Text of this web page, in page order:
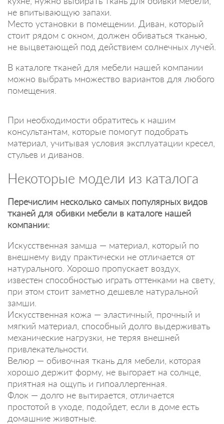
не впитывающую запахи.
Место установки в помещении. Диван, который
стоит рядом с окном, должен обиваться тканью,
не выцветающей под действием солнечных лучей.
В каталоге тканей для мебели нашей компании
можно выбрать множество вариантов для любого
помещения.
При необходимости обратитесь к нашим
консультантам, которые помогут подобрать
материал, учитывая условия эксплуатации кресел,
стульев и диванов.
Некоторые модели из каталога
Перечислим несколько самых популярных видов
тканей для обивки мебели в каталоге нашей
компании:
Искусственная замша — материал, который по
внешнему виду практически не отличается от
натурального. Хорошо пропускает воздух,
известен способностью играть оттенками на свету,
при этом стоит заметно дешевле натуральной
замши.
Искусственная кожа — эластичный, прочный и
мягкий материал, способный долго выдерживать
механические нагрузки, не теряя внешней
привлекательности.
Велюр — обивочная ткань для мебели, которая
хорошо держит форму, не выгорает на солнце,
приятная на ощупь и гипоаллергенная.
Флок — долго не вытирается, отличается
простотой в уходе, подойдет, если в доме есть
домашние животные.